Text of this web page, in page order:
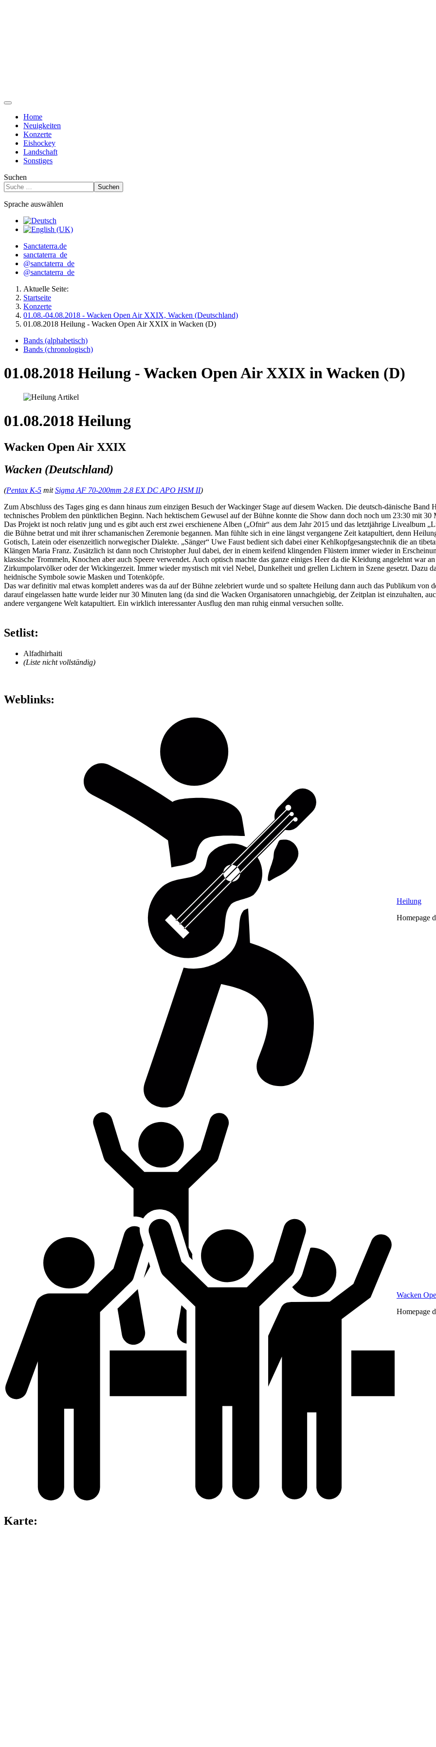
Home
Neuigkeiten
Konzerte
Eishockey
Landschaft
Sonstiges
Suchen
Suchen
Sprache auswählen
Sanctaterra.de
sanctaterra_de
@sanctaterra_de
@sanctaterra_de
Aktuelle Seite:
Startseite
Konzerte
01.08.-04.08.2018 - Wacken Open Air XXIX, Wacken (Deutschland)
01.08.2018 Heilung - Wacken Open Air XXIX in Wacken (D)
Bands (alphabetisch)
Bands (chronologisch)
01.08.2018 Heilung - Wacken Open Air XXIX in Wacken (D)
01.08.2018 Heilung
Wacken Open Air XXIX
Wacken (Deutschland)
(Pentax K-5 mitSigma AF 70-200mm 2.8 EX DC APO HSM II)
Zum Abschluss des Tages ging es dann hinaus zum einzigen Besuch der Wackinger Stage auf diesem Wacken. Die deutsch-dänische
technisches Problem den pünktlichen Beginn. Nach hektischem Gewusel auf der Bühne konnte die Show dann doch noch um 23:30 mit 30
Das Projekt ist noch relativ jung und es gibt auch erst zwei erschienene Alben („Ofnir“ aus dem Jahr 2015 und das letztjährige Livealbum
die Bühne betrat und mit ihrer schamanischen Zeremonie begannen. Man fühlte sich in eine längst vergangene Zeit katapultiert, denn
Gotisch, Latein oder eisenzeitlich norwegischer Dialekte. „Sänger“ Uwe Faust bedient sich dabei einer Kehlkopfgesangstechnik die an
Klängen Maria Franz. Zusätzlich ist dann noch Christopher Juul dabei, der in einem keifend klingenden Flüstern immer wieder in
klassische Trommeln, Knochen aber auch Speere verwendet. Auch optisch machte das ganze einiges Heer da die Kleidung angelehnt war
Zirkumpolarvölker oder der Wickingerzeit. Immer wieder mystisch mit viel Nebel, Dunkelheit und grellen Lichtern in Szene gesetzt. Dazu
heidnische Symbole sowie Masken und Totenköpfe.
Das war definitiv mal etwas komplett anderes was da auf der Bühne zelebriert wurde und so spaltete Heilung dann auch das Publikum von
darauf eingelassen hatte wurde leider nur 30 Minuten lang (da sind die Wacken Organisatoren unnachgiebig, der Zeitplan ist einzuhalten,
andere vergangene Welt katapultiert. Ein wirklich interessanter Ausflug den man ruhig einmal versuchen sollte.
Setlist:
Alfadhirhaiti
(Liste nicht vollständig)
Weblinks:
Heilung
Homepage
Wacken
Homepage
Karte: